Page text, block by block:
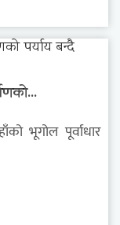
भूगोल पूर्वाधार